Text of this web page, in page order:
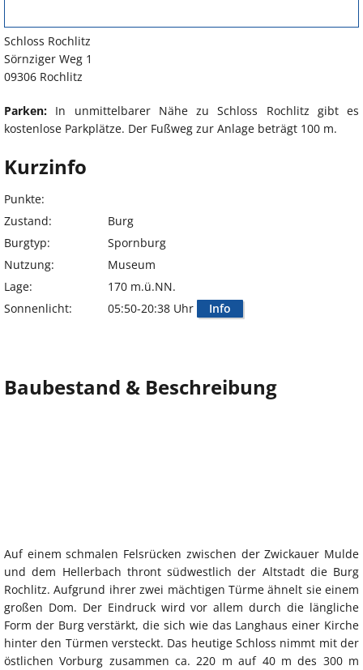
Schloss Rochlitz
Sörnziger Weg 1
09306 Rochlitz
Parken: In unmittelbarer Nähe zu Schloss Rochlitz gibt es
kostenlose Parkplätze. Der Fußweg zur Anlage beträgt 100 m.
Kurzinfo
Punkte:
Zustand:
Burg
Burgtyp:
Spornburg
Nutzung:
Museum
Lage:
170 m.ü.NN.
Sonnenlicht:
05:50-20:38 Uhr Info
Baubestand & Beschreibung
Auf einem schmalen Felsrücken zwischen der Zwickauer Mulde
und dem Hellerbach thront südwestlich der Altstadt die Burg
Rochlitz. Aufgrund ihrer zwei mächtigen Türme ähnelt sie einem
großen Dom. Der Eindruck wird vor allem durch die längliche
Form der Burg verstärkt, die sich wie das Langhaus einer Kirche
hinter den Türmen versteckt. Das heutige Schloss nimmt mit der
östlichen Vorburg zusammen ca. 220 m auf 40 m des 300 m